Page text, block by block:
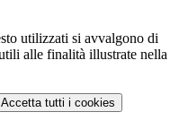
utilizzati si avvalgono di
alle finalità illustrate nella
Accetta tutti i cookies